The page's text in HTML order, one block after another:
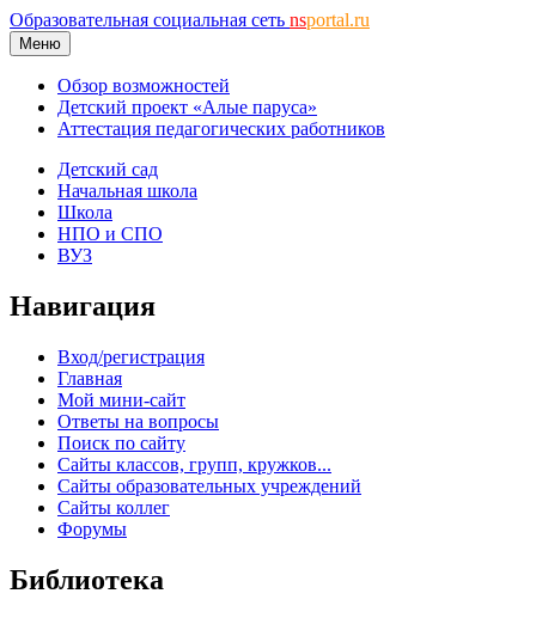
Образовательная социальная сеть nsportal.ru
Меню
Обзор возможностей
Детский проект «Алые паруса»
Аттестация педагогических работников
Детский сад
Начальная школа
Школа
НПО и СПО
ВУЗ
Навигация
Вход/регистрация
Главная
Мой мини-сайт
Ответы на вопросы
Поиск по сайту
Сайты классов, групп, кружков...
Сайты образовательных учреждений
Сайты коллег
Форумы
Библиотека